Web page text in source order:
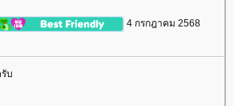
4 กรกฎาคม 2568
บ